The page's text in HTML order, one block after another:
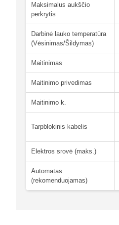
Maksimalus aukščio
perkrytis
Darbinė lauko temperatūra
(Vėsinimas/Šildymas)
Maitinimas
Maitinimo privedimas
Maitinimo k.
Tarpblokinis kabelis
Elektros srovė (maks.)
Automatas
(rekomenduojamas)